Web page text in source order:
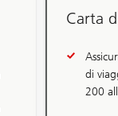
Carta
di
200